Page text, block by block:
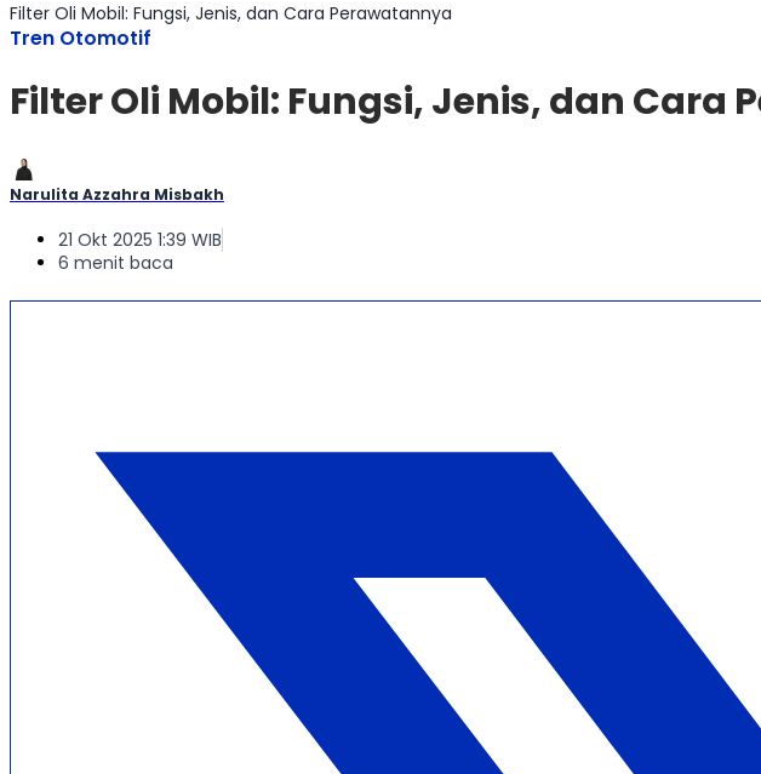
Filter Oli Mobil: Fungsi, Jenis, dan Cara Perawatannya
Tren Otomotif
Filter Oli Mobil: Fungsi, Jenis, dan Cara
Narulita Azzahra Misbakh
21 Okt 2025 1:39 WIB
6 menit baca